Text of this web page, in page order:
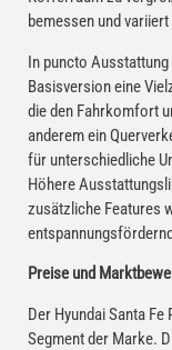
bemessen und
In puncto Ausstattung
Basisversion eine
die den Fahrkomfort
anderem ein
für unterschiedliche
Höhere
zusätzliche Features
Preise und
Der Hyundai Santa
Segment der Marke.